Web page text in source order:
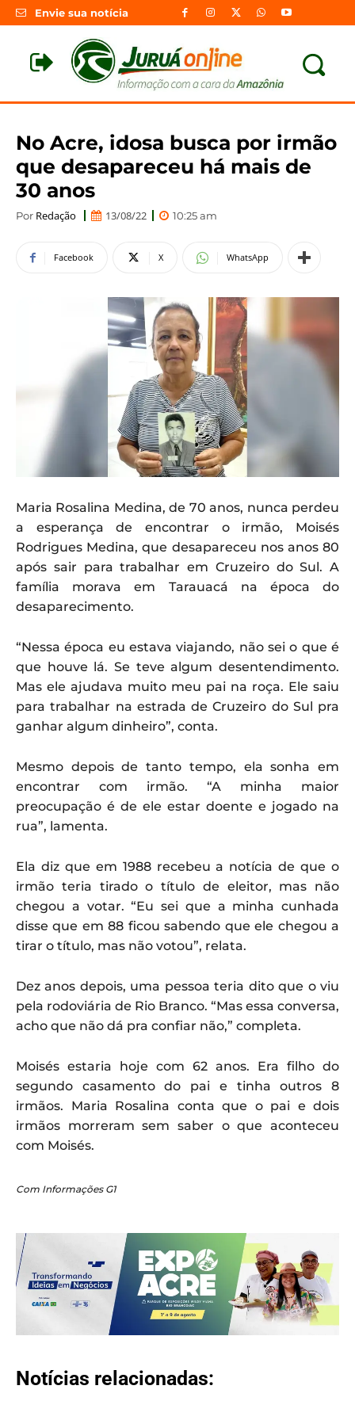
Envie sua notícia
No Acre, idosa busca por irmão
que desapareceu há mais de
30 anos
Por Redação 13/08/22 10:25 am
Facebook X WhatsApp
Maria Rosalina Medina, de 70 anos, nunca perdeu
a esperança de encontrar o irmão, Moisés
Rodrigues Medina, que desapareceu nos anos 80
após sair para trabalhar em Cruzeiro do Sul. A
família morava em Tarauacá na época do
desaparecimento.
“Nessa época eu estava viajando, não sei o que é
que houve lá. Se teve algum desentendimento.
Mas ele ajudava muito meu pai na roça. Ele saiu
para trabalhar na estrada de Cruzeiro do Sul pra
ganhar algum dinheiro”, conta.
Mesmo depois de tanto tempo, ela sonha em
encontrar com irmão. “A minha maior
preocupação é de ele estar doente e jogado na
rua”, lamenta.
Ela diz que em 1988 recebeu a notícia de que o
irmão teria tirado o título de eleitor, mas não
chegou a votar. “Eu sei que a minha cunhada
disse que em 88 ficou sabendo que ele chegou a
tirar o título, mas não votou”, relata.
Dez anos depois, uma pessoa teria dito que o viu
pela rodoviária de Rio Branco. “Mas essa conversa,
acho que não dá pra confiar não,” completa.
Moisés estaria hoje com 62 anos. Era filho do
segundo casamento do pai e tinha outros 8
irmãos. Maria Rosalina conta que o pai e dois
irmãos morreram sem saber o que aconteceu
com Moisés.
Com Informações G1
Notícias relacionadas: